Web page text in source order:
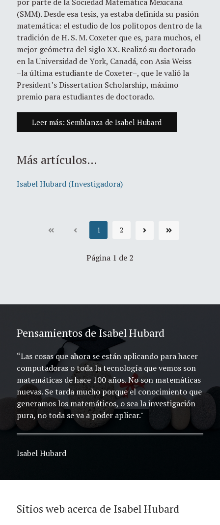
(SMM). Desde esa tesis, ya estaba definida su pasión
matemática: el estudio de los politopos dentro de la
tradición de H. S. M. Coxeter que es, para muchos, el
mejor geómetra del siglo XX. Realizó su doctorado
en la Universidad de York, Canadá, con Asia Weiss
−la última estudiante de Coxeter−, que le valió la
President’s Dissertation Scholarship, máximo
premio para estudiantes de doctorado.
Leer más: Semblanza de Isabel Hubard
Más artículos…
Isabel Hubard (Investigadora)
1 2
Página 1 de 2
Pensamientos de Isabel Hubard
“Las cosas que ahora se están aplicando para hacer
computadoras o toda la tecnología que vemos son
matemáticas de hace 100 años. No son matemáticas
nuevas. Se tarda mucho porque el conocimiento que
generamos los matemáticos, o sea la investigación
pura, no toda se va a poder aplicar."
Isabel Hubard
Sitios web acerca de Isabel Hubard